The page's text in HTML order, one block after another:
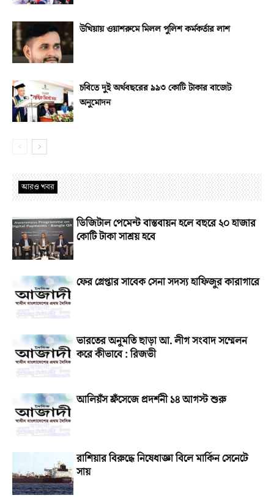
উখিয়ায় ওয়াশরুমে মিলল পুলিশ কর্মকর্তার লাশ
চবিতে দুই অর্থবছরের ৯৯৩ কোটি টাকার বাজেট
অনুমোদন
আরও খবর
ডিজিটাল পেমেন্ট বাস্তবায়ন হলে বছরে ২০ হাজার
কোটি টাকা সাশ্রয় হবে
ফের গ্রেপ্তার সাবেক সেনা সদস্য হাফিজুর কারাগারে
ভারতের অনুমতি ছাড়া আ. লীগ সংবাদ সম্মেলন
করে কীভাবে : রিজভী
আলিয়ঁস ফ্রঁসেজে প্রদর্শনী ১৪ আগস্ট শুরু
রাশিয়ার বিরুদ্ধে নিষেধাজ্ঞা বিলে মার্কিন সেনেটে
সায়